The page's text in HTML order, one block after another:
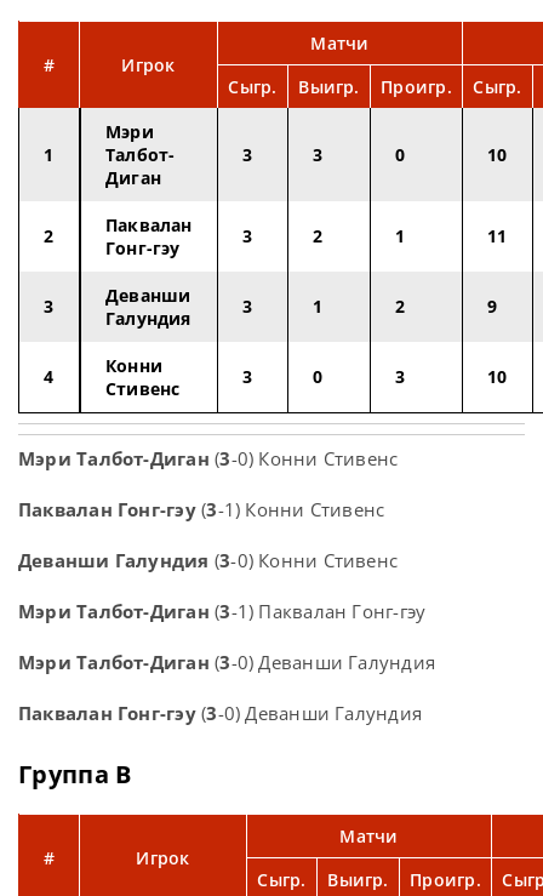
# Игрок
Матчи
Сыгр.
Выигр. Проигр. Сыгр.
1
Мэри
Талбот-
Диган
3 3 0 10
2
Паквалан
Гонг-гэу
3 2 1 11
3
Деванши
Галундия
3 1 2 9
4
Конни
Стивенс
3 0 3 10
Мэри Талбот-Диган (3-0) Конни Стивенс
Паквалан Гонг-гэу(3-1) Конни Стивенс
Деванши Галундия (3-0) Конни Стивенс
Мэри Талбот-Диган (3-1) Паквалан Гонг-гэу
Мэри Талбот-Диган (3-0) Деванши Галундия
Паквалан Гонг-гэу(3-0) Деванши Галундия
Группа B
# Игрок
Матчи
Сыгр.
Выигр. Проигр.